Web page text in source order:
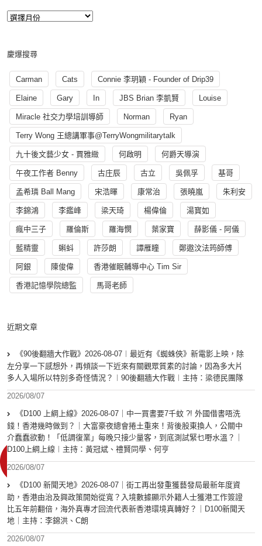
慶爆搜尋
Carman Cats Connie 李玥穎 - Founder of Drip39
Elaine Gary In JBS Brian 李凱賢 Louise
Miracle 社交力學培訓導師 Norman Ryan
Terry Wong 王總講軍事@TerryWongmilitarytalk
九十後文藝少女 - 賈雅緻 何啟明 何爵天導演
午夜工作者 Benny 古庄辰 古立 吳佩孚 基哥
孟希璘 Ball Mang 宋浩暉 康常治 張曉嵐 朱利安
李錦鴻 李鑑峰 梁天琦 楊偉倫 湯寳如
瘋中三子 羅倫斯 羅海憫 葉家寶 薛影儀 - 阿儀
藍精靈 蝌蚪 許莎朗 譚雁瞳 鄭遨汶法筠師傅
阿銀 陳俊偉 香港催眠輔導中心 Tim Sir
香港記憶學院總監 馬哥老師
近期文章
《90後翻牆大作戰》2026-08-07︱最近有《蜘蛛俠》新電影上映，除
左分享一下感想外，再傾談一下近來有關觀眾質素的討論，因為多大片
多人入場所以特別多奇怪情況？︱90後翻牆大作戰︱主持：梁德民團隊
2026/08/07
《D100 上綱上線》2026-08-07｜中一買書要7千蚊 ?! 外國借書唔洗
錢！香港幾時做到？｜大富豪夜總會捲土重來！背後股東換人，公關中
介蠢蠢欲動！「低調復業」每晚只接少量客，到底測試緊乜嘢水溫？｜
D100上綱上線︱主持：黃冠斌、禮賢同學、何亨
2026/08/07
《D100 新聞天地》2026-08-07｜街工再出發重獲藝發局最新年度資
助，香港由治及興政策開始從寬？入境數據顯示外籍人士獲港工作簽證
比五年前翻倍，海外真專才回流代表新香港環境真轉好？｜D100新聞天
地｜主持：李錦洪、C朗
2026/08/07